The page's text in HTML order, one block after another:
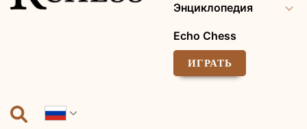
Энциклопедия
Echo Chess
ИГРАТЬ